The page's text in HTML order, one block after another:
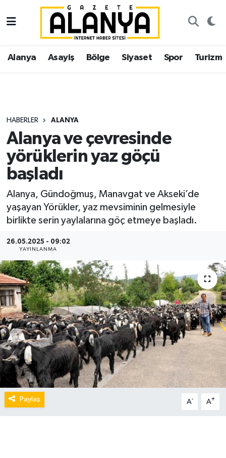
Alanya Asayiş Bölge Siyaset Spor Turizm
HABERLER ALANYA
Alanya ve çevresinde
yörüklerin yaz göçü
başladı
Alanya, Gündoğmuş, Manavgat ve Akseki’de
yaşayan Yörükler, yaz mevsiminin gelmesiyle
birlikte serin yaylalarına göç etmeye başladı.
26.05.2025 - 09:02
YAYINLANMA
Paylaş A- A+
Alanya
Asayiş
Siyaset
Spor
Turizm
Ekonomi
Gazipaşa
İstanbul Nöbetçi Eczaneler
İstanbul Hava Durumu
Süper Lig Puan Durumu ve Fikstür
Tüm Manşetler
Son Dakika Haberleri
Haber Arşivi